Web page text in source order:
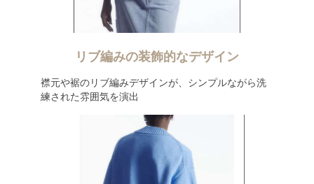
リブ編みの装飾的なデザイン
襟元や裾のリブ編みデザインが、シンプルながら洗
練された雰囲気を演出